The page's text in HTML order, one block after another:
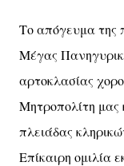
Το απόγευμα της
Μέγας
αρτοκλασίας
Μητροπολίτη μας
πλειάδας
Επίκαιρη ομιλία